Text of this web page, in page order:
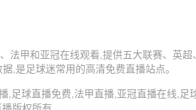
法甲和亚冠在线观看,提供五大联赛、英
,是足球迷常用的高清免费直播站点。
,足球直播免费,法甲直播,亚冠直播在线,